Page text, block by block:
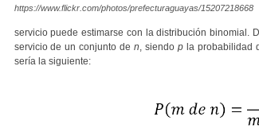
https://www.flickr.com/photos/prefecturaguayas/15207218668
servicio puede estimarse con la distribución binomial.
servicio de un conjunto den, siendop la probabilidad
sería la siguiente: